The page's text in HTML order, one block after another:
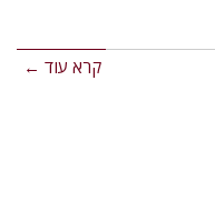
קרא עוד ←